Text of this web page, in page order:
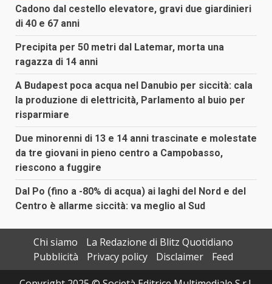
Cadono dal cestello elevatore, gravi due giardinieri
di 40 e 67 anni
Precipita per 50 metri dal Latemar, morta una
ragazza di 14 anni
A Budapest poca acqua nel Danubio per siccità: cala
la produzione di elettricità, Parlamento al buio per
risparmiare
Due minorenni di 13 e 14 anni trascinate e molestate
da tre giovani in pieno centro a Campobasso,
riescono a fuggire
Dal Po (fino a -80% di acqua) ai laghi del Nord e del
Centro è allarme siccità: va meglio al Sud
Chi siamo
La Redazione di Blitz Quotidiano
Pubblicità
Privacy policy Disclaimer
Feed